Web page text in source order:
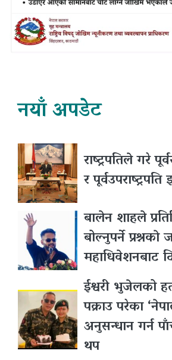
नयाँ अपडेट
राष्ट्रपतिले गरे
र
बालेन शाहले
बोल्नुपर्ने
महाधिवेशनबाट
ईश्वरी भुजेलको
पक्राउ परेका
अनुसन्धान गर्न
थप